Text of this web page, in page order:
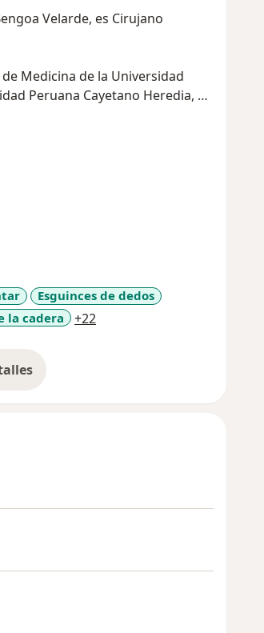
Velarde, es Cirujano
Medicina de la Universidad
Peruana Cayetano Heredia, su
Edgardo Rebagliati Martins de
y Rodilla, Medicina Deportiva y
España, con el Dr. Manuel
de Traumatología y Ortopedia y
Esguinces de dedos
la cadera +22a11y_sr_more_diseases
experiencia